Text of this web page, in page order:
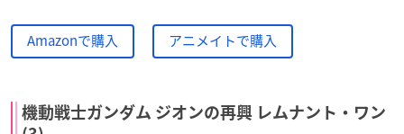
Amazonで購入 アニメイトで購入
機動戦士ガンダム ジオンの再興 レムナント・ワン